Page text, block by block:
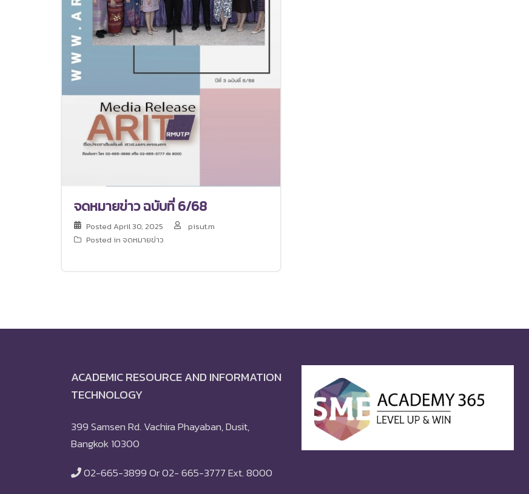
จดหมายข่าว ฉบับที่ 6/68
Posted April 30, 2025
pisut.m
Posted in จดหมายข่าว
ACADEMIC RESOURCE AND INFORMATION
TECHNOLOGY
399 Samsen Rd. Vachira Phayaban, Dusit,
Bangkok 10300
02-665-3899 Or 02- 665-3777 Ext. 8000